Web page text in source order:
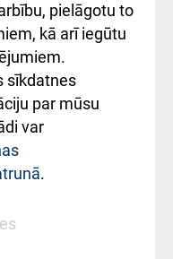
pielāgotu to
kā arī iegūtu
sīkdatnes
par mūsu
var
.